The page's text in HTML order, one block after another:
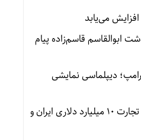
می‌یابد
ابوالقاسم قاسم‌زاده پیام
دیپلماسی نمایشی
امضای یادداشت تفاهم تجارت ۱۰ میلیارد دلاری ایران و